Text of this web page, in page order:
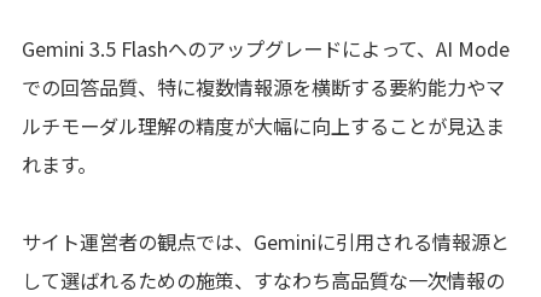
Gemini 3.5 Flashへのアップグレードによって、AI Mode
での回答品質、特に複数情報源を横断する要約能力やマ
ルチモーダル理解の精度が大幅に向上することが見込ま
れます。
サイト運営者の観点では、Geminiに引用される情報源と
して選ばれるための施策、すなわち高品質な一次情報の